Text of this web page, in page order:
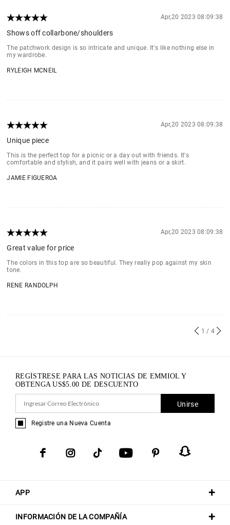
Apr,20 2023 08:09:38
Shows off collarbone/shoulders
The patchwork design is so intricate and unique. It's like nothing else in
my wardrobe.
RYLEIGH MCNEIL
Apr,20 2023 08:09:38
Unique piece
This is the perfect top for a picnic or a day out with friends. It's
comfortable and stylish, and it pairs well with jeans or a skirt.
JAMIE FIGUEROA
Apr,20 2023 08:09:38
Great value for price
The colors in this top are so beautiful. They really pop against my skin
tone.
RENE RANDOLPH
1 / 4
APP
INFORMACIÓN DE LA COMPAÑÍA
REGÍSTRESE PARA LAS NOTICIAS DE EMMIOL Y
OBTENGAUS$5.00 DE DESCUENTO
Unirse
Registre una Nueva Cuenta